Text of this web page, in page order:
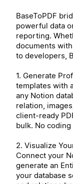
BaseToPDF
powerful data
reporting.
documents
to developers,
1. Generate
templates with
any Notion
relation,
client-ready
bulk. No
2. Visualize
Connect your
generate an
your database